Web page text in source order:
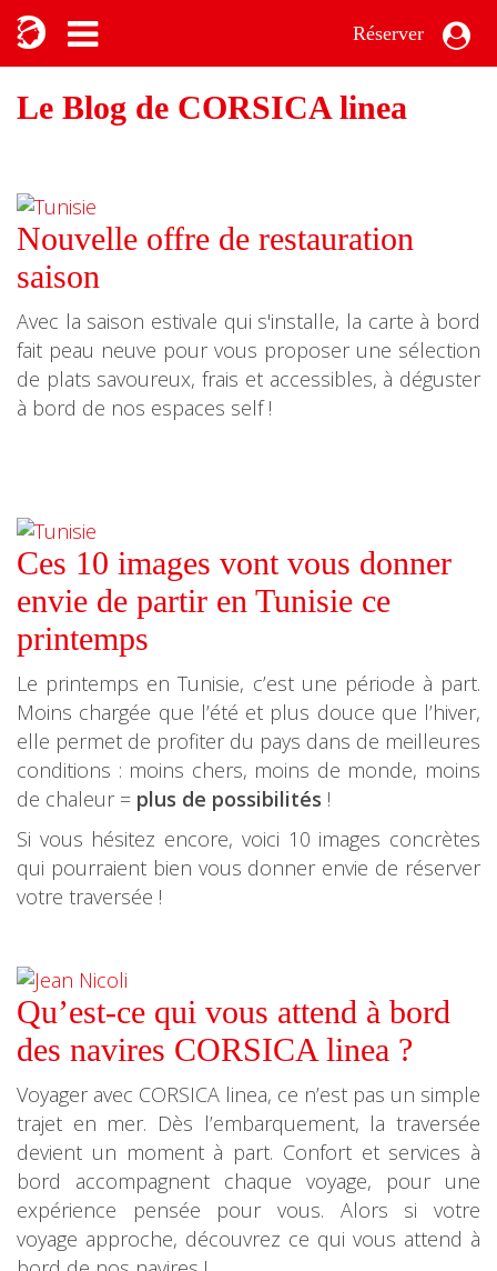
Réserver
Le Blog de CORSICA linea
Nouvelle offre de restauration
saison
Avec la saison estivale qui s'installe, la carte à bord
fait peau neuve pour vous proposer une sélection
de plats savoureux, frais et accessibles, à déguster
à bord de nos espaces self !
Ces 10 images vont vous donner
envie de partir en Tunisie ce
printemps
Le printemps en Tunisie, c’est une période à part.
Moins chargée que l’été et plus douce que l’hiver,
elle permet de profiter du pays dans de meilleures
conditions : moins chers, moins de monde, moins
de chaleur = plus de possibilités !
Si vous hésitez encore, voici 10 images concrètes
qui pourraient bien vous donner envie de réserver
votre traversée !
Qu’est-ce qui vous attend à bord
des navires CORSICA linea ?
Voyager avec CORSICA linea, ce n’est pas un simple
trajet en mer. Dès l’embarquement, la traversée
devient un moment à part. Confort et services à
bord accompagnent chaque voyage, pour une
expérience pensée pour vous. Alors si votre
voyage approche, découvrez ce qui vous attend à